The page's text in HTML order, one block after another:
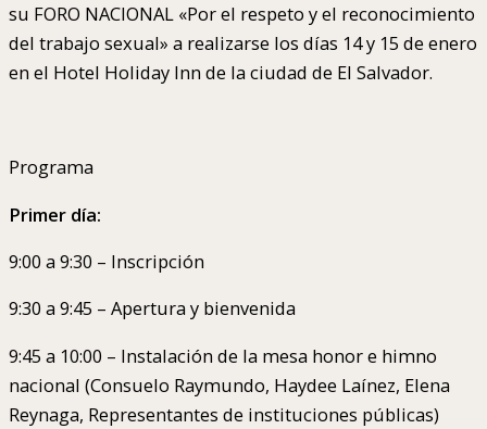
su FORO NACIONAL «Por el respeto y el reconocimiento
del trabajo sexual» a realizarse los días 14 y 15 de enero
en el Hotel Holiday Inn de la ciudad de El Salvador.
Programa
Primer día:
9:00 a 9:30 – Inscripción
9:30 a 9:45 – Apertura y bienvenida
9:45 a 10:00 – Instalación de la mesa honor e himno
nacional (Consuelo Raymundo, Haydee Laínez, Elena
Reynaga, Representantes de instituciones públicas)